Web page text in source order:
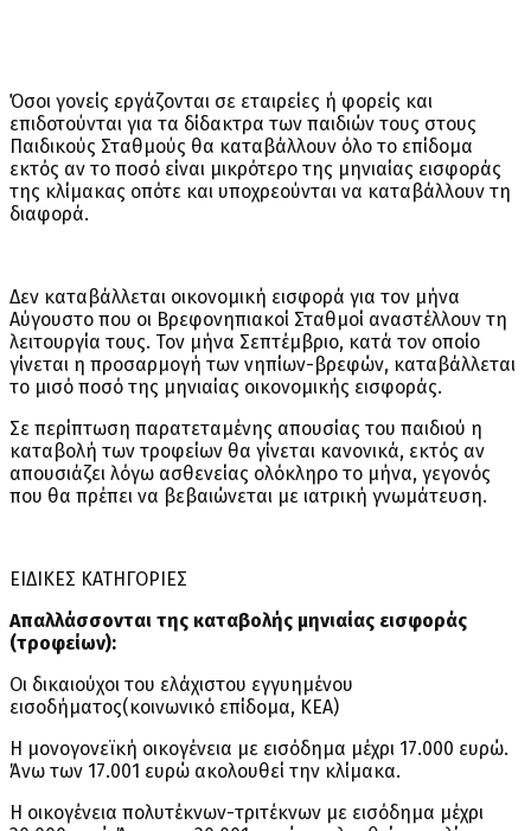
Όσοι γονείς εργάζονται σε εταιρείες ή φορείς και
επιδοτούνται για τα δίδακτρα των παιδιών τους στους
Παιδικούς Σταθμούς θα καταβάλλουν όλο το επίδομα
εκτός αν το ποσό είναι μικρότερο της μηνιαίας εισφοράς
της κλίμακας οπότε και υποχρεούνται να καταβάλλουν τη
διαφορά.
Δεν καταβάλλεται οικονομική εισφορά για τον μήνα
Αύγουστο που οι Βρεφονηπιακοί Σταθμοί αναστέλλουν τη
λειτουργία τους. Τον μήνα Σεπτέμβριο, κατά τον οποίο
γίνεται η προσαρμογή των νηπίων-βρεφών, καταβάλλεται
το μισό ποσό της μηνιαίας οικονομικής εισφοράς.
Σε περίπτωση παρατεταμένης απουσίας του παιδιού η
καταβολή των τροφείων θα γίνεται κανονικά, εκτός αν
απουσιάζει λόγω ασθενείας ολόκληρο το μήνα, γεγονός
που θα πρέπει να βεβαιώνεται με ιατρική γνωμάτευση.
ΕΙΔΙΚΕΣ ΚΑΤΗΓΟΡΙΕΣ
Απαλλάσσονται της καταβολής μηνιαίας εισφοράς
(τροφείων):
Οι δικαιούχοι του ελάχιστου εγγυημένου
εισοδήματος(κοινωνικό επίδομα, ΚΕΑ)
Η μονογονεϊκή οικογένεια με εισόδημα μέχρι 17.000 ευρώ.
Άνω των 17.001 ευρώ ακολουθεί την κλίμακα.
Η οικογένεια πολυτέκνων-τριτέκνων με εισόδημα μέχρι